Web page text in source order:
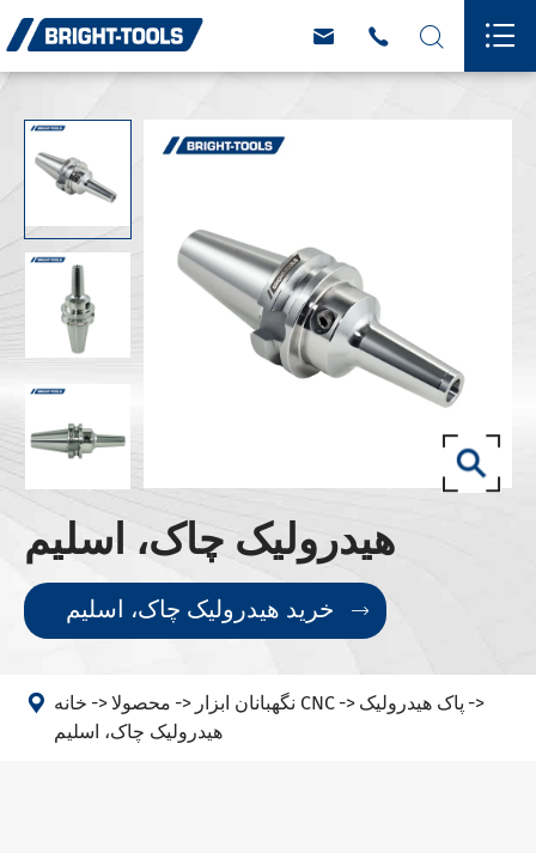
   
هیدرولیک چاک، اسلیم

 خانه محصولا نگهبانان ابزار CNC
پاک هیدرولیک
هیدرولیک چاک، اسلیم